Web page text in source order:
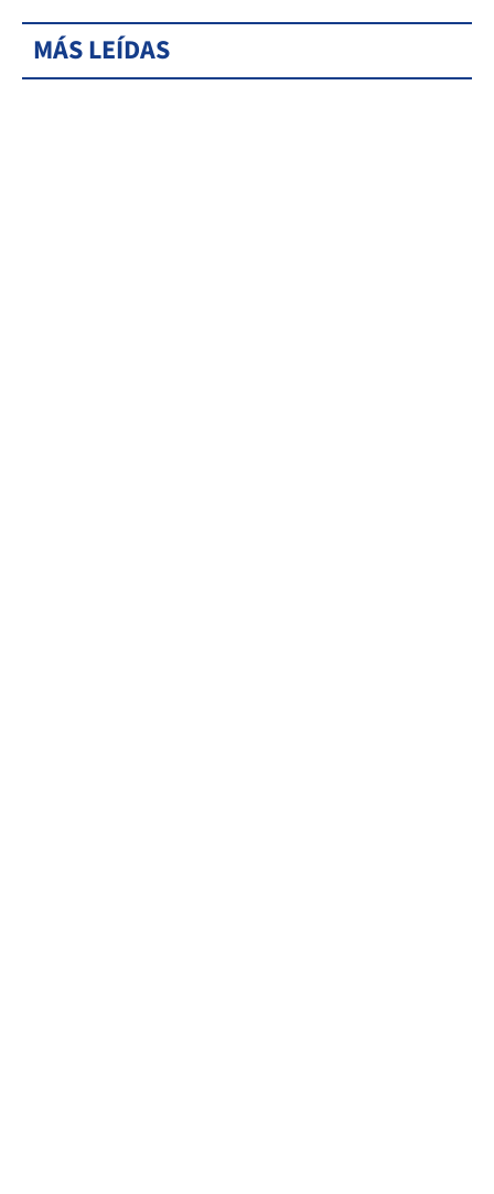
MÁS LEÍDAS